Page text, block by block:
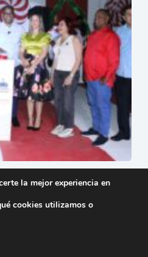
WordPress de
la mejor experiencia en
cookies utilizamos o